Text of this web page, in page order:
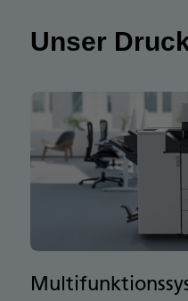
Unser